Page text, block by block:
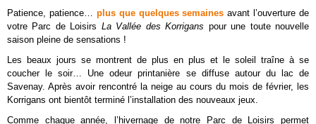
Patience, patience… plus que quelques semaines avant l’ouverture de
votre Parc de Loisirs La Vallée des Korrigans pour une toute nouvelle
saison pleine de sensations !
Les beaux jours se montrent de plus en plus et le soleil traîne à se
coucher le soir… Une odeur printanière se diffuse autour du lac de
Savenay. Après avoir rencontré la neige au cours du mois de février, les
Korrigans ont bientôt terminé l’installation des nouveaux jeux.
Comme chaque année, l’hivernage de notre Parc de Loisirs permet